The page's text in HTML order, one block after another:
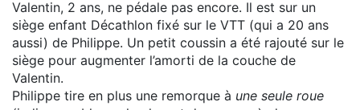
Valentin, 2 ans, ne pédale pas encore. Il est sur un
siège enfant Décathlon fixé sur le VTT (qui a 20 ans
aussi) de Philippe. Un petit coussin a été rajouté sur le
siège pour augmenter l’amorti de la couche de
Valentin.
Philippe tire en plus une remorque à une seule roue